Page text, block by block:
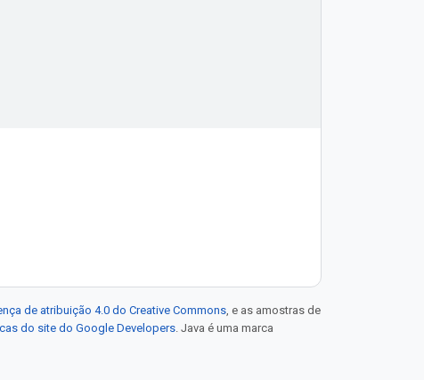
de atribuição 4.0 do Creative Commons, e as amostras de
do site do Google Developers. Java é uma marca